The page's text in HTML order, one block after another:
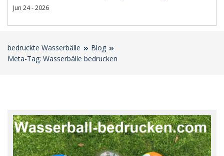
Jun 24 - 2026
bedruckte Wasserbälle
Blog
Meta-Tag: Wasserbälle bedrucken